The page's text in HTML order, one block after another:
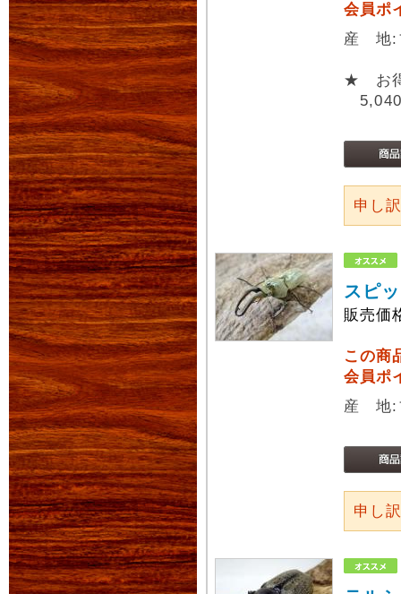
会員ポ
産 地:
★ お
申し
スピ
販売価
この商
会員ポ
産 地:
申し